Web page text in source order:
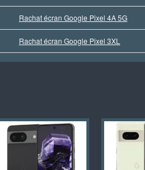
Rachat écran Google Pixel 4A 5G
Rachat écran Google Pixel 3XL